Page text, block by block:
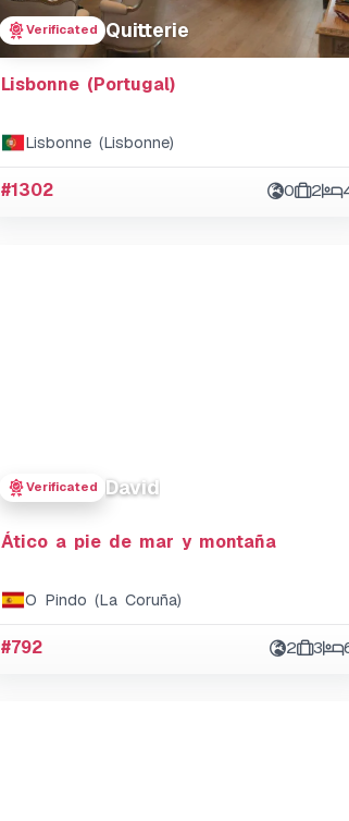
Verificated Quitterie
Lisbonne (Portugal)
Lisbonne (Lisbonne)
#1302 0 2
Verificated David
Ático a pie de mar y montaña
O Pindo (La Coruña)
#792 2 3